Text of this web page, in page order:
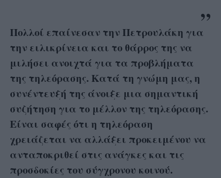
Πολλοί επαίνεσαν την Πετρουλάκη για
την ειλικρίνεια και το θάρρος της να
μιλήσει ανοιχτά για τα προβλήματα
της τηλεόρασης. Κατά τη γνώμη μας, η
συνέντευξή της άνοιξε μια σημαντική
συζήτηση για το μέλλον της τηλεόρασης.
Είναι σαφές ότι η τηλεόραση
χρειάζεται να αλλάξει προκειμένου να
ανταποκριθεί στις ανάγκες και τις
προσδοκίες του σύγχρονου κοινού.